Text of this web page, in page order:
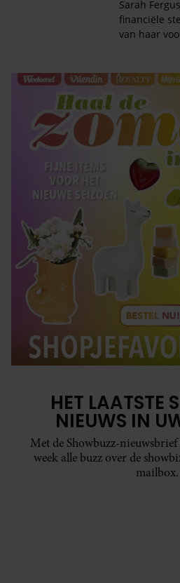
HET LAATSTE
NIEUWS IN
Met de Showbuzz-
week alle buzz over de
mailbox.